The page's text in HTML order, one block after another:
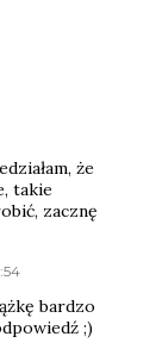
że
takie
zacznę
bardzo
;)